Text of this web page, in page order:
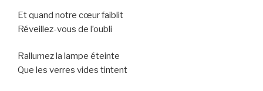
Et quand notre cœur faiblit
Réveillez-vous de l’oubli
Rallumez la lampe éteinte
Que les verres vides tintent